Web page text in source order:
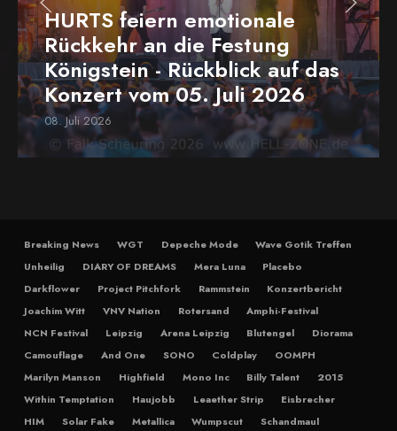
HURTS feiern emotionale
Rückkehr an die Festung
Königstein - Rückblick auf das
Konzert vom 05. Juli 2026
08. Juli 2026
Breaking News WGT Depeche Mode
Wave Gotik Treffen
Unheilig
DIARY OF DREAMS Mera Luna
Placebo
Darkflower
Project Pitchfork Rammstein
Konzertbericht
Joachim Witt
VNV Nation Rotersand
Amphi-Festival
NCN Festival
Leipzig Arena Leipzig Blutengel
Diorama
Camouflage
And One SONO Coldplay
OOMPH
Marilyn Manson
Highfield Mono Inc Billy Talent
2015
Within Temptation
Haujobb Leaether Strip
Eisbrecher
HIM
Solar Fake Metallica Wumpscut
Schandmaul